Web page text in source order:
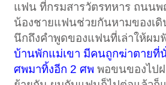
แฟน ที่กรมสารวัตรทหาร ถนน
น้องชายแฟนช่วยกันหามของเดิ
นึกถึงคำพูดของแฟนที่เล่าให้ผม
บ้านพักแม่เขา มีคนถูกฆ่าตายที่
ศพมาทิ้งอีก 2 ศพ พอขนของไปฝ